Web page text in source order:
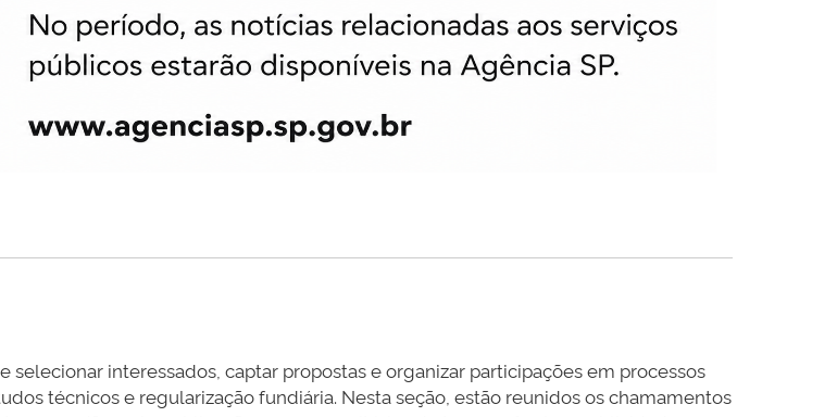
interessados, captar propostas e organizar participações em processos
técnicos e regularização fundiária. Nesta seção, estão reunidos os chamamentos